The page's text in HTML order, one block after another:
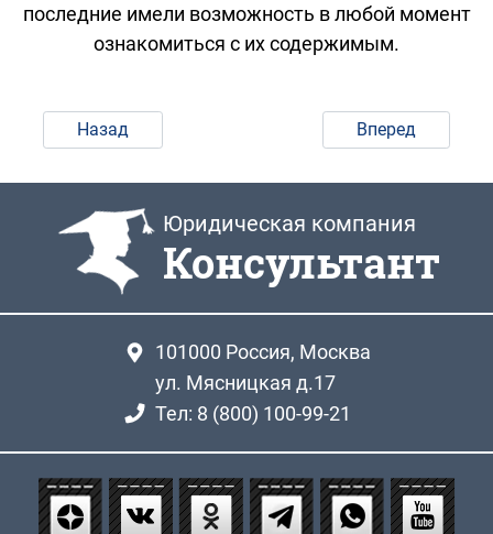
последние имели возможность в любой момент
ознакомиться с их содержимым.
Назад Вперед
Юридическая компания
Консультант
101000 Россия, Москва
ул. Мясницкая д.17
Тел: 8 (800) 100-99-21